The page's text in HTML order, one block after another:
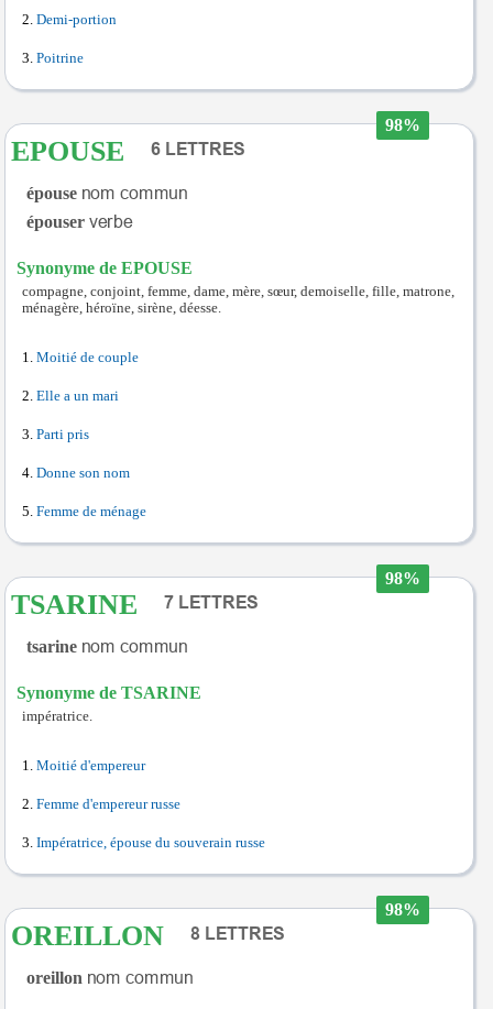
Demi-portion
Poitrine
98%
EPOUSE
épouse
épouser
Synonyme de EPOUSE
compagne, conjoint, femme, dame, mère, sœur, demoiselle, fille, matrone,
ménagère, héroïne, sirène, déesse.
Moitié de couple
Elle a un mari
Parti pris
Donne son nom
Femme de ménage
98%
TSARINE
tsarine
Synonyme de TSARINE
impératrice.
Moitié d'empereur
Femme d'empereur russe
Impératrice, épouse du souverain russe
98%
OREILLON
oreillon